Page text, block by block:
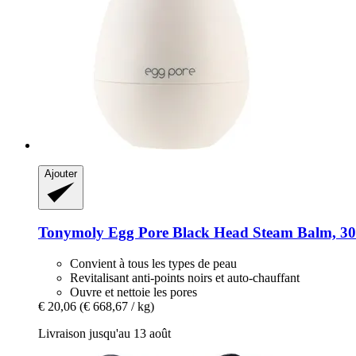
Ajouter
Tonymoly Egg Pore Black Head Steam Balm,
Convient à tous les types de peau
Revitalisant anti-points noirs et auto-chauffant
Ouvre et nettoie les pores
€ 20,06 (€ 668,67 / kg)
Livraison jusqu'au 13 août